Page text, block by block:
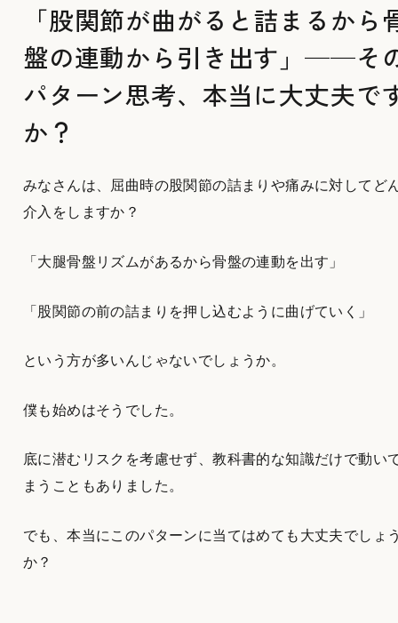
「股関節が曲がると詰まるから
盤の連動から引き出す」──そ
パターン思考、本当に大丈夫で
か？
みなさんは、屈曲時の股関節の詰まりや痛みに対してど
介入をしますか？
「大腿骨盤リズムがあるから骨盤の連動を出す」
「股関節の前の詰まりを押し込むように曲げていく」
という方が多いんじゃないでしょうか。
僕も始めはそうでした。
底に潜むリスクを考慮せず、教科書的な知識だけで動い
まうこともありました。
でも、本当にこのパターンに当てはめても大丈夫でしょ
か？